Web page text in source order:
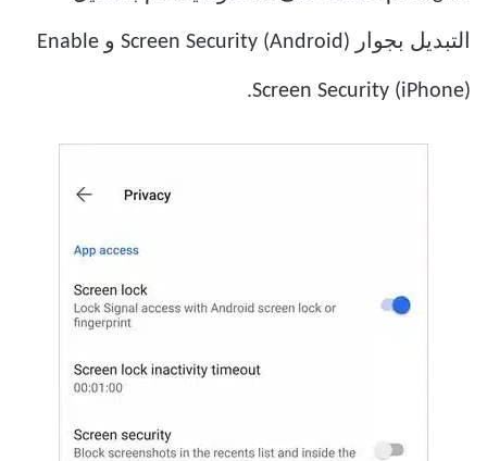
التبديل بجوار Screen Security (Android) و Enable
Screen Security (iPhone).